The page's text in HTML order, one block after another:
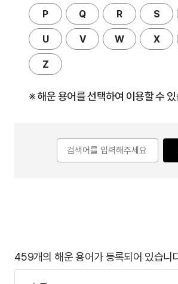
P Q R S
U V W X
Z
※ 해운 용어를 선택하여 이용할 수
459개의 해운 용어가 등록되어 있습니